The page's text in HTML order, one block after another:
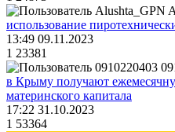
использование
13:49 09.11.2023
1 23381
в Крыму получают
материнского капитала
17:22 31.10.2023
1 53364